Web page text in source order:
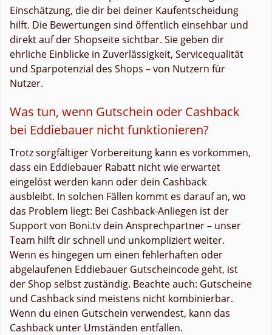
Einschätzung, die dir bei deiner Kaufentscheidung
hilft. Die Bewertungen sind öffentlich einsehbar und
direkt auf der Shopseite sichtbar. Sie geben dir
ehrliche Einblicke in Zuverlässigkeit, Servicequalität
und Sparpotenzial des Shops – von Nutzern für
Nutzer.
Was tun, wenn Gutschein oder Cashback
bei Eddiebauer nicht funktionieren?
Trotz sorgfältiger Vorbereitung kann es vorkommen,
dass ein Eddiebauer Rabatt nicht wie erwartet
eingelöst werden kann oder dein Cashback
ausbleibt. In solchen Fällen kommt es darauf an, wo
das Problem liegt: Bei Cashback-Anliegen ist der
Support von Boni.tv dein Ansprechpartner – unser
Team hilft dir schnell und unkompliziert weiter.
Wenn es hingegen um einen fehlerhaften oder
abgelaufenen Eddiebauer Gutscheincode geht, ist
der Shop selbst zuständig. Beachte auch: Gutscheine
und Cashback sind meistens nicht kombinierbar.
Wenn du einen Gutschein verwendest, kann das
Cashback unter Umständen entfallen.